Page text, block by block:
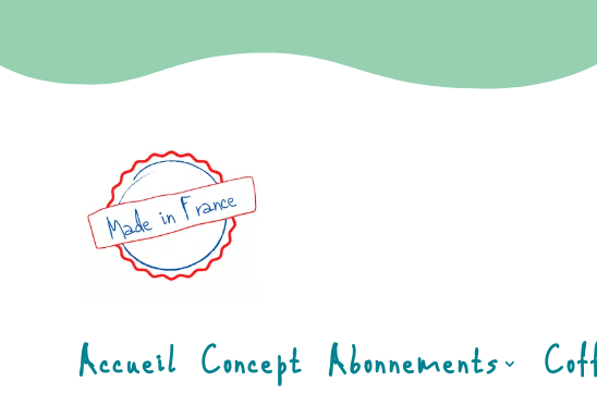
Accueil Concept Abonnements